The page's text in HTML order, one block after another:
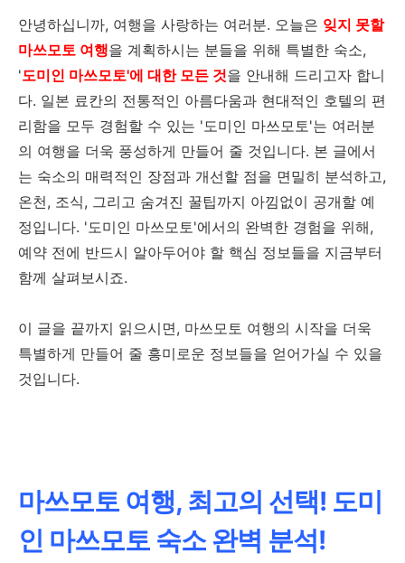
안녕하십니까, 여행을 사랑하는 여러분. 오늘은 잊지 못할
마쓰모토 여행을 계획하시는 분들을 위해 특별한 숙소,
'도미인 마쓰모토'에 대한 모든 것을 안내해 드리고자 합니
다. 일본 료칸의 전통적인 아름다움과 현대적인 호텔의 편
리함을 모두 경험할 수 있는 '도미인 마쓰모토'는 여러분
의 여행을 더욱 풍성하게 만들어 줄 것입니다. 본 글에서
는 숙소의 매력적인 장점과 개선할 점을 면밀히 분석하고,
온천, 조식, 그리고 숨겨진 꿀팁까지 아낌없이 공개할 예
정입니다. '도미인 마쓰모토'에서의 완벽한 경험을 위해,
예약 전에 반드시 알아두어야 할 핵심 정보들을 지금부터
함께 살펴보시죠.
이 글을 끝까지 읽으시면, 마쓰모토 여행의 시작을 더욱
특별하게 만들어 줄 흥미로운 정보들을 얻어가실 수 있을
것입니다.
마쓰모토 여행, 최고의 선택! 도미
인 마쓰모토 숙소 완벽 분석!